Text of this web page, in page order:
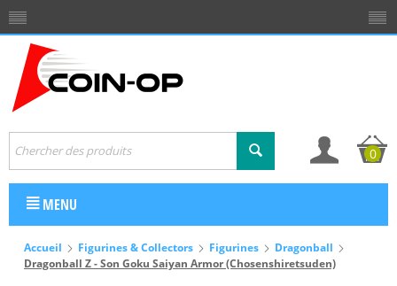
0
MENU
Accueil Figurines & Collectors Figurines
Dragonball
Dragonball Z - Son Goku Saiyan Armor (Chosenshiretsuden)